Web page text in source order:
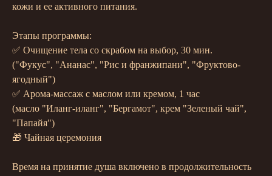
кожи и ее активного питания.
Этапы программы:
✅ Очищение тела со скрабом на выбор, 30 мин.
("Фукус", "Ананас", "Рис и франжипани", "Фруктово-
ягодный")
✅ Арома-массаж с маслом или кремом, 1 час
(масло "Иланг-иланг", "Бергамот", крем "Зеленый чай",
"Папайя")
🎁 Чайная церемония
Время на принятие душа включено в продолжительность